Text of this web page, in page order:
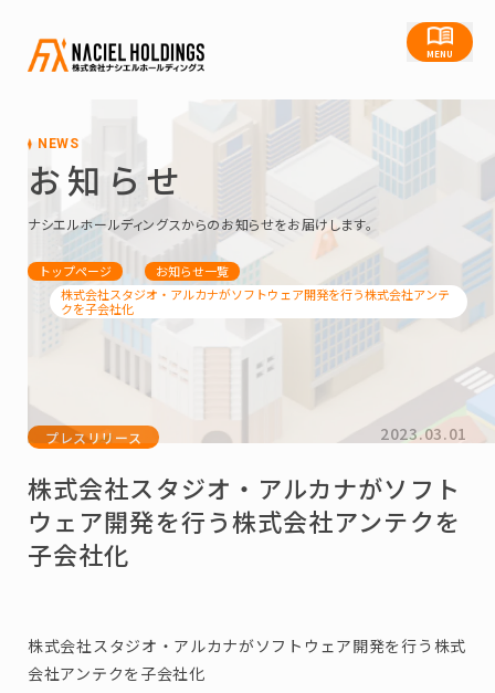
MENU
NEWS
お知らせ
ナシエルホールディングスからのお知らせをお届けします。
トップページ
お知らせ一覧
株式会社スタジオ・アルカナがソフトウェア開発を行う株式会社アンテ
クを子会社化
プレスリリース 2023.03.01
株式会社スタジオ・アルカナがソフト
ウェア開発を行う株式会社アンテクを
子会社化
株式会社スタジオ・アルカナがソフトウェア開発を行う株式
会社アンテクを子会社化